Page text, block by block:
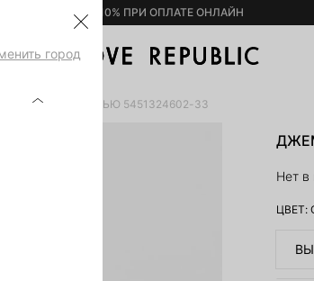
– 10% ПРИ ОПЛАТЕ ОНЛАЙН
город
ДЖЕМПЕР С ШЕРСТЬЮ 5451324602-33
Нет в
ЦВЕТ: